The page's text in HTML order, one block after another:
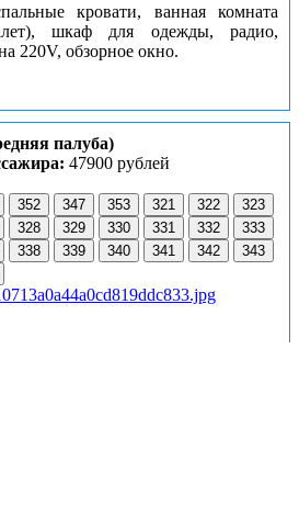
кровати, ванная комната
шкаф для одежды, радио,
220V, обзорное окно.
палуба)
47900 рублей
352 347 353 321 322
323
328 329 330 331 332
333
338 339 340 341 342
343